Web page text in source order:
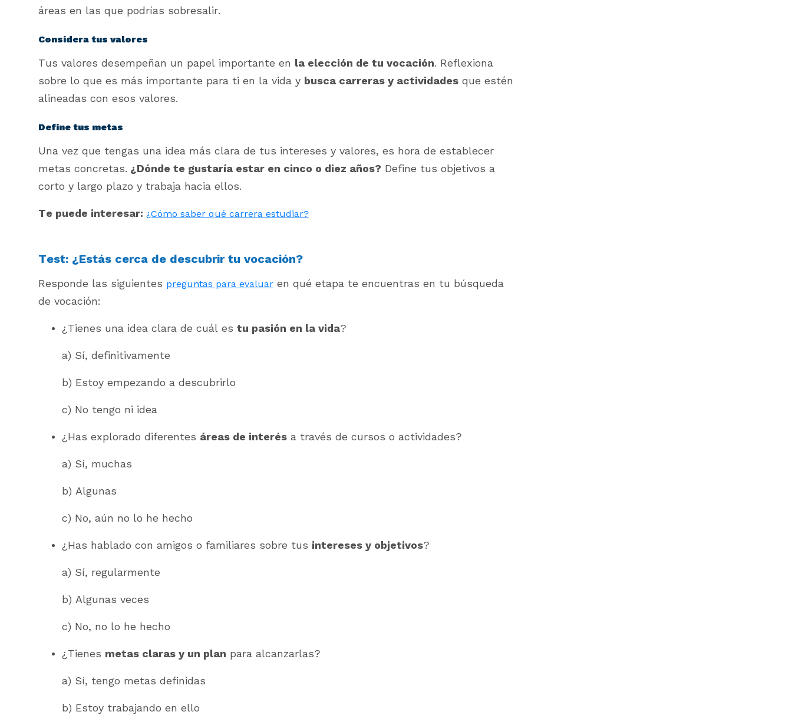
áreas en las que podrías sobresalir.
Considera tus valores
Tus valores desempeñan un papel importante en la elección de tu vocación. Reflexiona
sobre lo que es más importante para ti en la vida y busca carreras y actividadesque estén
alineadas con esos valores.
Define tus metas
Una vez que tengas una idea más clara de tus intereses y valores, es hora de establecer
metas concretas. ¿Dónde te gustaría estar en cinco o diez años? Define tus objetivos a
corto y largo plazo y trabaja hacia ellos.
Te puede interesar: ¿Cómo saber qué carrera estudiar?
Test: ¿Estás cerca de descubrir tu vocación?
Responde las siguientes preguntas para evaluaren qué etapa te encuentras en tu búsqueda
de vocación:
¿Tienes una idea clara de cuál es tu pasión en la vida?
a) Sí, definitivamente
b) Estoy empezando a descubrirlo
c) No tengo ni idea
¿Has explorado diferentes áreas de interésa través de cursos o actividades?
a) Sí, muchas
b) Algunas
c) No, aún no lo he hecho
¿Has hablado con amigos o familiares sobre tus intereses y objetivos?
a) Sí, regularmente
b) Algunas veces
c) No, no lo he hecho
¿Tienes metas claras y un plan para alcanzarlas?
a) Sí, tengo metas definidas
b) Estoy trabajando en ello